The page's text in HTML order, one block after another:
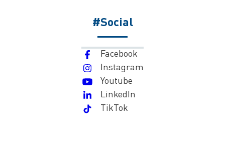
#Social
Facebook
Instagram
Youtube
LinkedIn
TikTok